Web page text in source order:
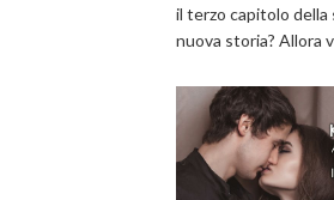
il terzo capitolo della
nuova storia? Allora